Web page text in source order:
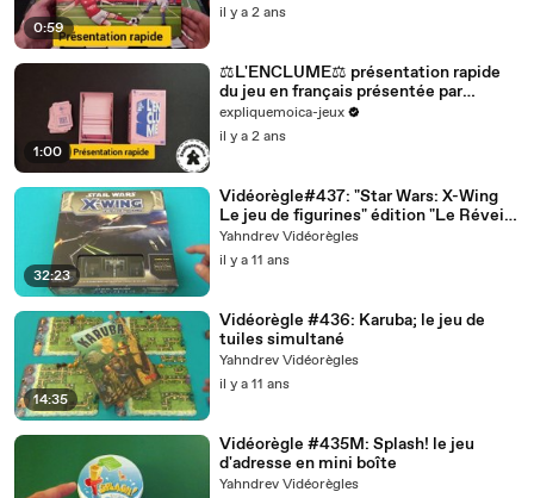
0:59
il y a 2 ans
1:00
⚖️L'ENCLUME⚖️ présentation rapide
du jeu en français présentée par
#expliquemoica
expliquemoica-jeux
il y a 2 ans
32:23
Vidéorègle#437: "Star Wars: X-Wing
Le jeu de figurines" édition "Le Réveil
de la Force"
Yahndrev Vidéorègles
il y a 11 ans
14:35
Vidéorègle #436: Karuba; le jeu de
tuiles simultané
Yahndrev Vidéorègles
il y a 11 ans
Vidéorègle #435M: Splash! le jeu
d'adresse en mini boîte
Yahndrev Vidéorègles